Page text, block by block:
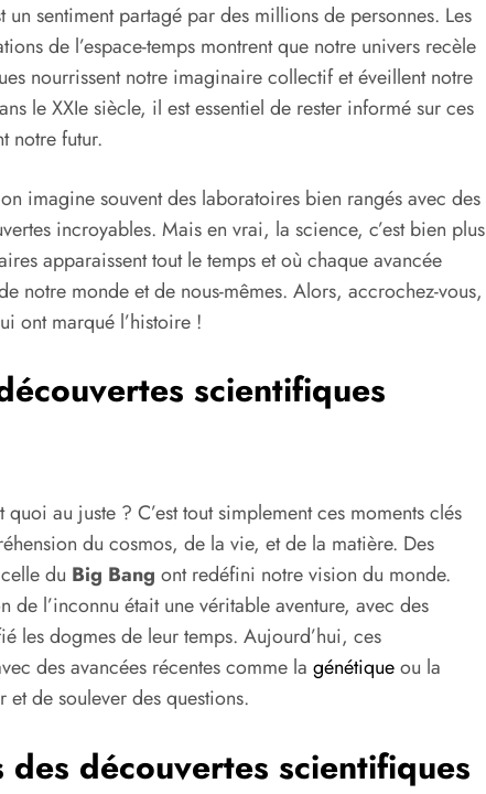
un sentiment partagé par des millions de personnes. Les
de l’espace-temps montrent que notre univers recèle
nourrissent notre imaginaire collectif et éveillent notre
le XXIe siècle, il est essentiel de rester informé sur ces
notre futur.
imagine souvent des laboratoires bien rangés avec des
incroyables. Mais en vrai, la science, c’est bien plus
apparaissent tout le temps et où chaque avancée
notre monde et de nous-mêmes. Alors, accrochez-vous,
ont marqué l’histoire !
scientifiques
quoi au juste ? C’est tout simplement ces moments clés
du cosmos, de la vie, et de la matière. Des
du Big Bang ont redéfini notre vision du monde.
de l’inconnu était une véritable aventure, avec des
les dogmes de leur temps. Aujourd’hui, ces
des avancées récentes comme la génétiqueou la
de soulever des questions.
découvertes scientifiques